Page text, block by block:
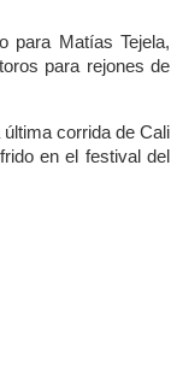
para Matías Tejela,
para rejones de
corrida de Cali
en el festival del